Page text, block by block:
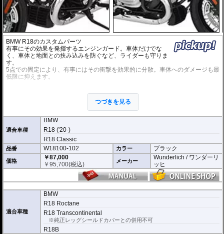
BMW R18のカスタムパーツ
有事にその効果を発揮するエンジンガード。車体だけでな
く、車体と地面との挟み込みを防ぐなど、ライダーも守りま
す。
5点での固定により、有事にはその衝撃を効果的に分散。車体へのダメージも最
低限に抑えます。
車体を美しく魅せるため、通常より極太の32mmパイプを使用。
デザイナーはその形状にもこだわり、R18の全体的なスタイルと調和し、独自
のアクセントとなるよう、慎重に設計しました。
フレームにマッチする、クロームまたはブラックパウダー塗装の美しい仕上が
り。
つづきを見る
適合車種
BMW
R18 ('20-)
R18 Classic
品番 W18100-102 カラー ブラック
価格
￥87,000
￥95,700(税込) メーカー
Wunderlich / ワンダーリ
ッヒ
適合車種
BMW
R18 Roctane
R18 Transcontinental
※純正レッグシールドカバーとの併用不可
R18B